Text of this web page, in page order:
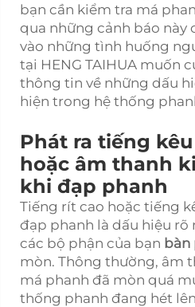
bạn cần kiểm tra má
qua những cảnh báo này
vào những tình huống
tại HENG TAIHUA muốn
thông tin về những dấu
hiện trong hệ thống
Phát ra tiếng
hoặc âm thanh
khi đạp phanh
Tiếng rít cao hoặc tiếng
đạp phanh là dấu hiệu rõ
các bộ phận của bạn bàn
mòn. Thông thường, âm
má phanh đã mòn quá
thống phanh đang hét